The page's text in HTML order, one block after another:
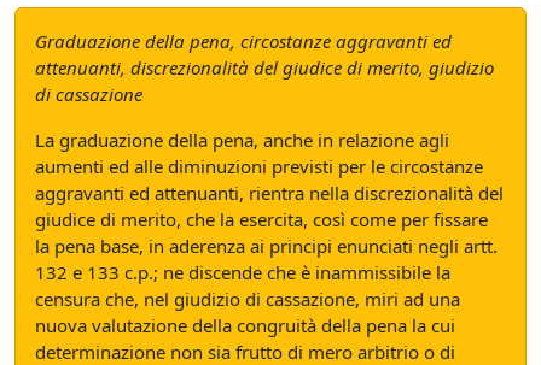
Graduazione della pena, circostanze aggravanti ed
attenuanti, discrezionalità del giudice di merito, giudizio
di cassazione
La graduazione della pena, anche in relazione agli
aumenti ed alle diminuzioni previsti per le circostanze
aggravanti ed attenuanti, rientra nella discrezionalità del
giudice di merito, che la esercita, così come per fissare
la pena base, in aderenza ai principi enunciati negli artt.
132 e 133 c.p.; ne discende che è inammissibile la
censura che, nel giudizio di cassazione, miri ad una
nuova valutazione della congruità della pena la cui
determinazione non sia frutto di mero arbitrio o di